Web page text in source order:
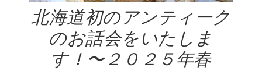
北海道初のアンティーク
のお話会をいたしま
す！〜２０２５年春